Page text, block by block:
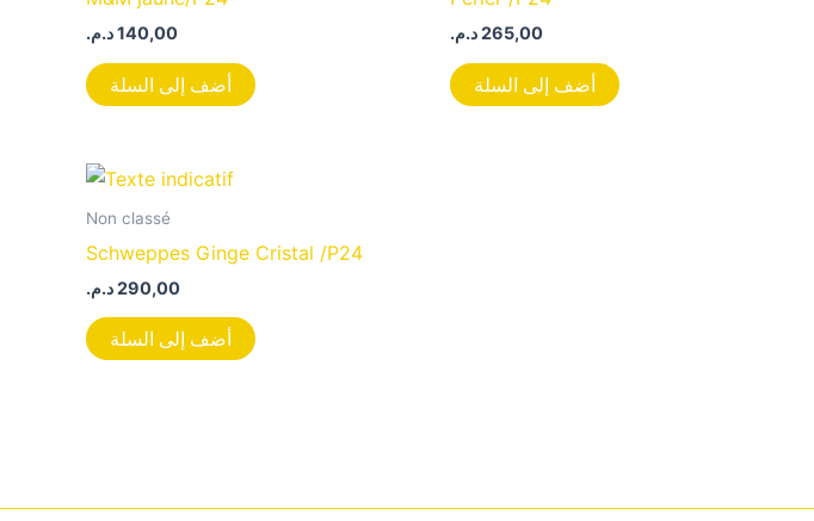
140,00د.م.
أضف إلى السلة
265,00د.م.
أضف إلى السلة
Non classé
Schweppes Ginge Cristal /P24
290,00د.م.
أضف إلى السلة